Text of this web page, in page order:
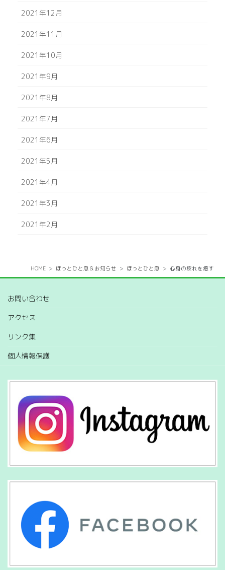
2021年12月
2021年11月
2021年10月
2021年9月
2021年8月
2021年7月
2021年6月
2021年5月
2021年4月
2021年3月
2021年2月
HOME ほっとひと息＆お知らせ ほっとひと息 心身の疲れを癒す
お問い合わせ
アクセス
リンク集
個人情報保護